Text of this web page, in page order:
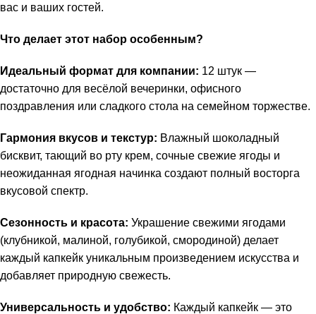
вас и ваших гостей.
Что делает этот набор особенным?
Идеальный формат для компании: 12 штук —
достаточно для весёлой вечеринки, офисного
поздравления или сладкого стола на семейном торжестве.
Гармония вкусов и текстур: Влажный шоколадный
бисквит, тающий во рту крем, сочные свежие ягоды и
неожиданная ягодная начинка создают полный восторга
вкусовой спектр.
Сезонность и красота: Украшение свежими ягодами
(клубникой, малиной, голубикой, смородиной) делает
каждый капкейк уникальным произведением искусства и
добавляет природную свежесть.
Универсальность и удобство: Каждый капкейк — это